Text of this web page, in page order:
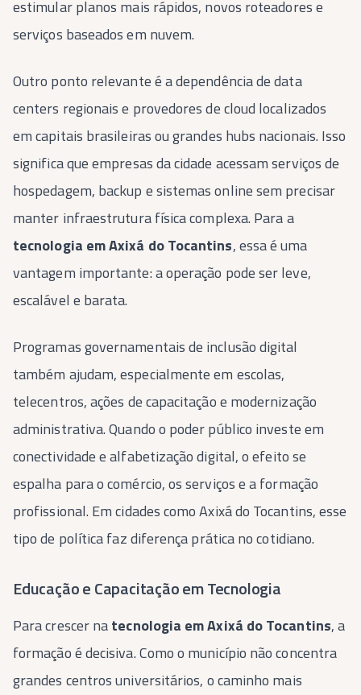
estimular planos mais rápidos, novos roteadores e
serviços baseados em nuvem.
Outro ponto relevante é a dependência de data
centers regionais e provedores de cloud localizados
em capitais brasileiras ou grandes hubs nacionais. Isso
significa que empresas da cidade acessam serviços de
hospedagem, backup e sistemas online sem precisar
manter infraestrutura física complexa. Para a
tecnologia em Axixá do Tocantins, essa é uma
vantagem importante: a operação pode ser leve,
escalável e barata.
Programas governamentais de inclusão digital
também ajudam, especialmente em escolas,
telecentros, ações de capacitação e modernização
administrativa. Quando o poder público investe em
conectividade e alfabetização digital, o efeito se
espalha para o comércio, os serviços e a formação
profissional. Em cidades como Axixá do Tocantins, esse
tipo de política faz diferença prática no cotidiano.
Educação e Capacitação em Tecnologia
Para crescer natecnologia em Axixá do Tocantins, a
formação é decisiva. Como o município não concentra
grandes centros universitários, o caminho mais